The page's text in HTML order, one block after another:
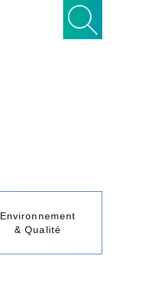
Environnement
& Qualité